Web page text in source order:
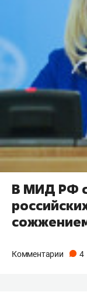
В МИД РФ
Комментарии 4